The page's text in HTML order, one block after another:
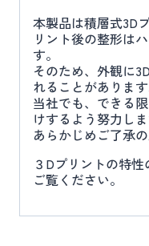
本製品は積層式3D
リント後の整形は
す。
そのため、外観に
れることがあります
当社でも、できる
けするよう努力し
あらかじめご了承
３Dプリントの特性
ご覧ください。